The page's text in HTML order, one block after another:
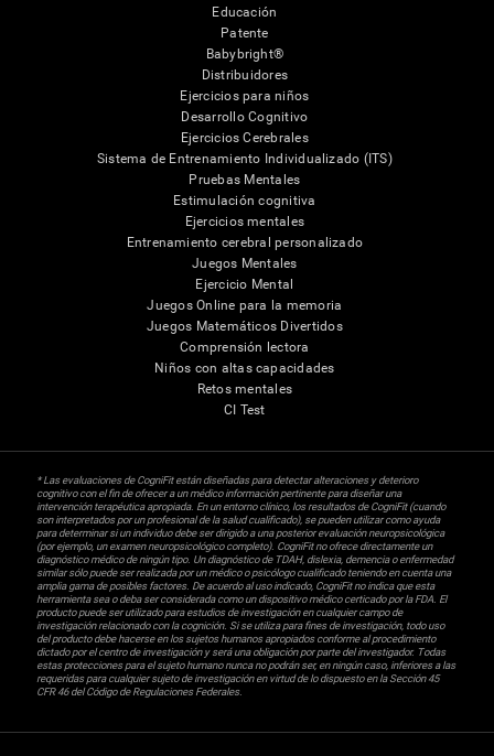
Educación
Patente
Babybright®
Distribuidores
Ejercicios para niños
Desarrollo Cognitivo
Ejercicios Cerebrales
Sistema de Entrenamiento Individualizado (ITS)
Pruebas Mentales
Estimulación cognitiva
Ejercicios mentales
Entrenamiento cerebral personalizado
Juegos Mentales
Ejercicio Mental
Juegos Online para la memoria
Juegos Matemáticos Divertidos
Comprensión lectora
Niños con altas capacidades
Retos mentales
CI Test
* Las evaluaciones de CogniFit están diseñadas para detectar alteraciones y deterioro
cognitivo con el fin de ofrecer a un médico información pertinente para diseñar una
intervención terapéutica apropiada. En un entorno clínico, los resultados de CogniFit (cuando
son interpretados por un profesional de la salud cualificado), se pueden utilizar como ayuda
para determinar si un individuo debe ser dirigido a una posterior evaluación neuropsicológica
(por ejemplo, un examen neuropsicológico completo). CogniFit no ofrece directamente un
diagnóstico médico de ningún tipo. Un diagnóstico de TDAH, dislexia, demencia o enfermedad
similar sólo puede ser realizada por un médico o psicólogo cualificado teniendo en cuenta una
amplia gama de posibles factores. De acuerdo al uso indicado, CogniFit no indica que esta
herramienta sea o deba ser considerada como un dispositivo médico certicado por la FDA. El
producto puede ser utilizado para estudios de investigación en cualquier campo de
investigación relacionado con la cognición. Si se utiliza para fines de investigación, todo uso
del producto debe hacerse en los sujetos humanos apropiados conforme al procedimiento
dictado por el centro de investigación y será una obligación por parte del investigador. Todas
estas protecciones para el sujeto humano nunca no podrán ser, en ningún caso, inferiores a las
requeridas para cualquier sujeto de investigación en virtud de lo dispuesto en la Sección 45
CFR 46 del Código de Regulaciones Federales.